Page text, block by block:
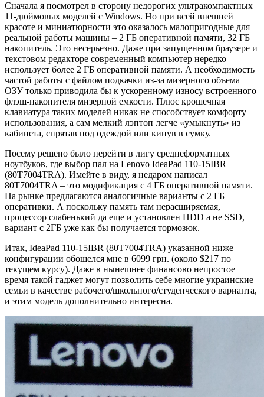
Сначала я посмотрел в сторону недорогих ультракомпактных
11-дюймовых моделей с Windows. Но при всей внешней
красоте и миниатюрности это оказалось малопригодные для
реальной работы машины – 2 ГБ оперативной памяти, 32 ГБ
накопитель. Это несерьезно. Даже при запущенном браузере и
текстовом редакторе современный компьютер нередко
использует более 2 ГБ оперативной памяти. А необходимость
частой работы с файлом подкачки из-за мизерного объема
ОЗУ только приводила бы к ускоренному износу встроенного
флэш-накопителя мизерной емкости. Плюс крошечная
клавиатура таких моделей никак не способствует комфорту
использования, а сам мелкий лэптоп легче «умыкнуть» из
кабинета, спрятав под одеждой или кинув в сумку.
Посему решено было перейти в лигу среднеформатных
ноутбуков, где выбор пал на Lenovo IdeaPad 110-15IBR
(80T7004TRA). Имейте в виду, я недаром написал
80T7004TRA – это модификация с 4 ГБ оперативной памяти.
На рынке предлагаются аналогичные варианты с 2 ГБ
оперативки. А поскольку память там нерасширяемая,
процессор слабенький да еще и установлен HDD а не SSD,
вариант с 2ГБ уже как бы получается тормозюк.
Итак, IdeaPad 110-15IBR (80T7004TRA) указанной ниже
конфигурации обошелся мне в 6099 грн. (около $217 по
текущем курсу). Даже в нынешнее финансово непростое
время такой гаджет могут позволить себе многие украинские
семьи в качестве рабочего/школьного/студенческого варианта,
и этим модель дополнительно интересна.